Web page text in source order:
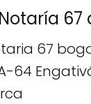
67
67
64